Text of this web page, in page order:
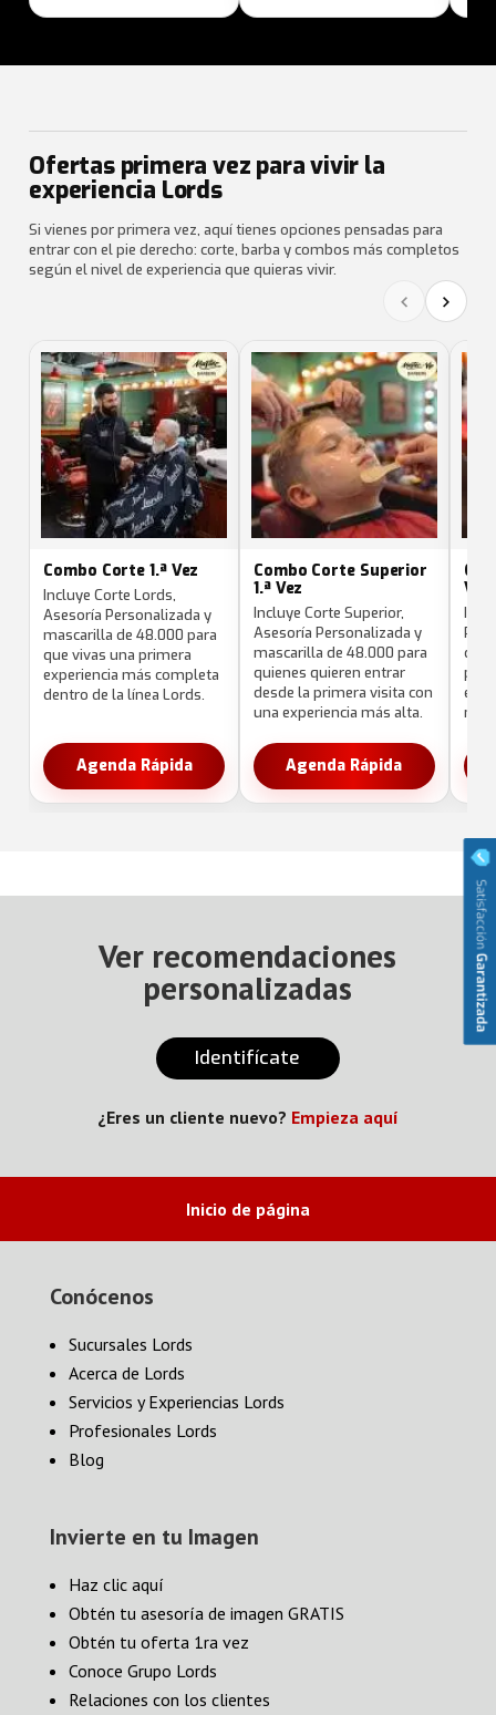
Ofertas primera vez para vivir la
experiencia Lords
Si vienes por primera vez, aquí tienes opciones pensadas para
entrar con el pie derecho: corte, barba y combos más completos
según el nivel de experiencia que quieras vivir.
‹ ›
Combo Corte 1.ª Vez
Incluye Corte Lords,
Asesoría Personalizada y
mascarilla de 48.000 para
que vivas una primera
experiencia más completa
dentro de la línea Lords.
Agenda Rápida
Combo Corte Superior
1.ª Vez
Incluye Corte Superior,
Asesoría Personalizada y
mascarilla de 48.000 para
quienes quieren entrar
desde la primera visita con
una experiencia más alta.
Agenda Rápida
Vez
de
más
Ver recomendaciones
personalizadas
Identifícate
¿Eres un cliente nuevo? Empieza aquí
Inicio de página
Conócenos
Sucursales Lords
Acerca de Lords
Servicios y Experiencias Lords
Profesionales Lords
Blog
Invierte en tu Imagen
Haz clic aquí
Obtén tu asesoría de imagen GRATIS
Obtén tu oferta 1ra vez
Conoce Grupo Lords
Relaciones con los clientes